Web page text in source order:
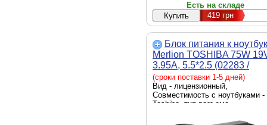
Есть на складе
419грн
Блок питания к
Merlion TOSHIBA 75W
3.95A, 5.5*2.5 (02283 /
LTO75/19-5.5*2.5)
(сроки поставки 1-5 дней)
Вид - лицензионный,
Совместимость с ноутбуками -
Toshiba, тип разъема
2.5 мм, источник питания - сеть